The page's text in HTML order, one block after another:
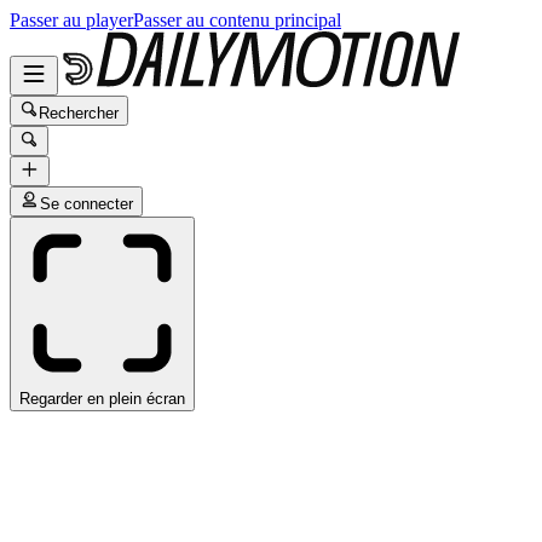
Passer au playerPasser au contenu principal
Rechercher
Se connecter
Regarder en plein écran